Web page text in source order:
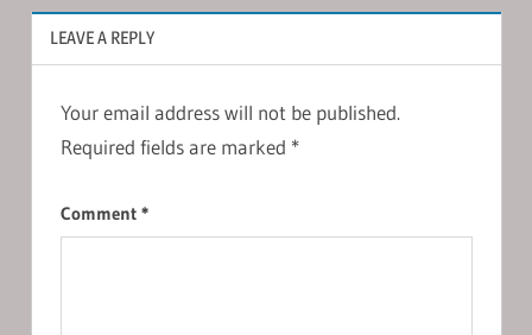
LEAVE A REPLY
Your email address will not be published.
Required fields are marked *
Comment *